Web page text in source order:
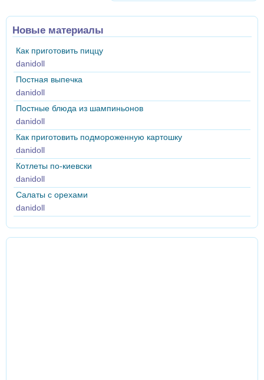
Новые материалы
Как приготовить пиццу
danidoll
Постная выпечка
danidoll
Постные блюда из шампиньонов
danidoll
Как приготовить подмороженную картошку
danidoll
Котлеты по-киевски
danidoll
Салаты с орехами
danidoll